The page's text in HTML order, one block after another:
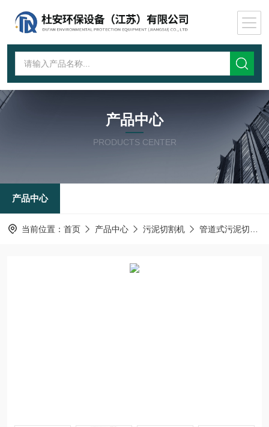
产品中心
PRODUCTS CENTER
产品中心
当前位置： 首页 产品中心 污泥切割机 管道式污泥切割机